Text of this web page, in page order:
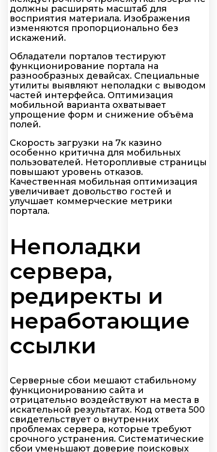
должны расширять масштаб для
восприятия материала. Изображения
изменяются пропорционально без
искажений.
Обладатели порталов тестируют
функционирование портала на
разнообразных девайсах. Специальные
утилиты выявляют неполадки с выводом
частей интерфейса. Оптимизация
мобильной варианта охватывает
упрощение форм и снижение объёма
полей.
Скорость загрузки на 7к казино
особенно критична для мобильных
пользователей. Неторопливые страницы
повышают уровень отказов.
Качественная мобильная оптимизация
увеличивает довольство гостей и
улучшает коммерческие метрики
портала.
Неполадки
сервера,
редиректы и
неработающие
ссылки
Серверные сбои мешают стабильному
функционированию сайта и
отрицательно воздействуют на места в
искательной результатах. Код ответа 500
свидетельствует о внутренних
проблемах сервера, которые требуют
срочного устранения. Систематические
сбои уменьшают доверие поисковых